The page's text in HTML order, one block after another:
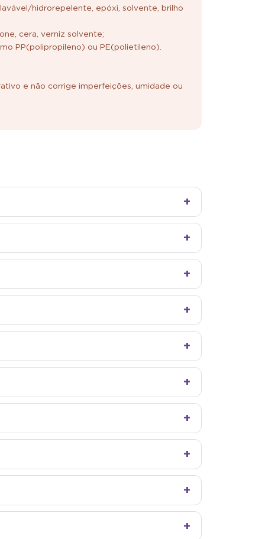
hidrorepelente, epóxi, solvente, brilho
cera, verniz solvente;
PP(polipropileno) ou PE(polietileno).
e não corrige imperfeições, umidade ou